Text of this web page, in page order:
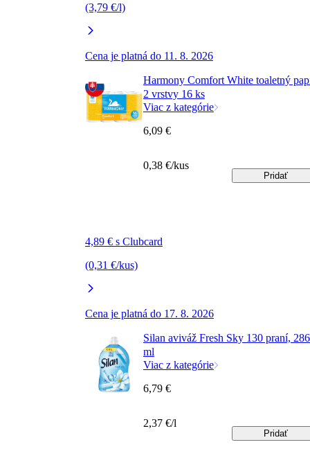
(3,79 €/l)
Cena je platná do 11. 8. 2026
Harmony Comfort White toaletný
2 vrstvy 16 ks
Viac z kategórie
4,89 € s Clubcard
(0,31 €/kus)
Cena je platná do 17. 8. 2026
6,09 €
0,38 €/kus
Pridať
Silan aviváž Fresh Sky 130 praní,
ml
Viac z kategórie
6,79 €
2,37 €/l
Pridať